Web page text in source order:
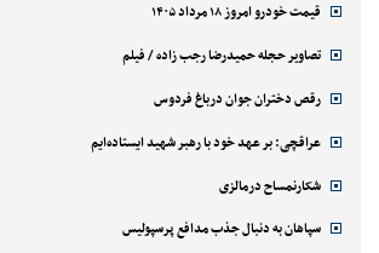
قیمت خودرو امروز ۱۸ مرداد ۱۴۰۵
تصاویر حجله حمیدرضا رجب زاده / فیلم
رقص دختران جوان درباغ فردوس
عراقچی: بر عهد خود با رهبر شهید ایستاده‌ایم
شکارنمساح درمالزی
سپاهان به دنبال جذب مدافع پرسپولیس